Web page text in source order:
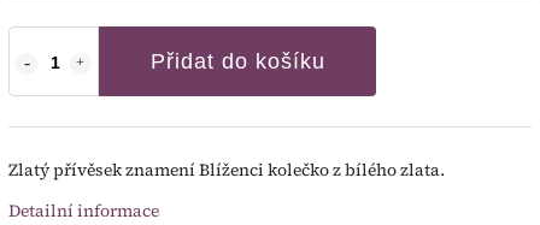
Přidat do košíku
Zlatý přívěsek znamení Blíženci kolečko z bílého zlata.
Detailní informace